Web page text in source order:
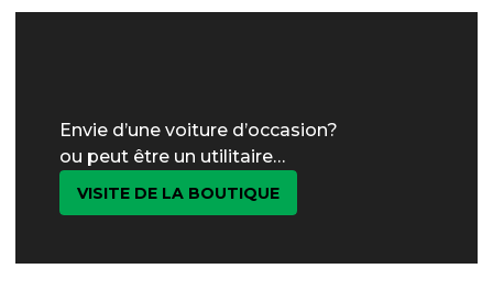
Envie d’une voiture d’occasion?
ou peut être un utilitaire…
VISITE DE LA BOUTIQUE